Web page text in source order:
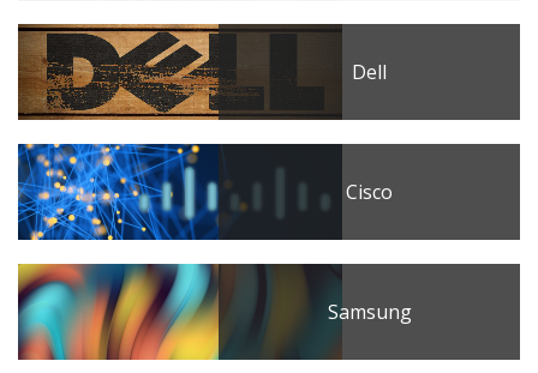
Dell
Cisco
Samsung